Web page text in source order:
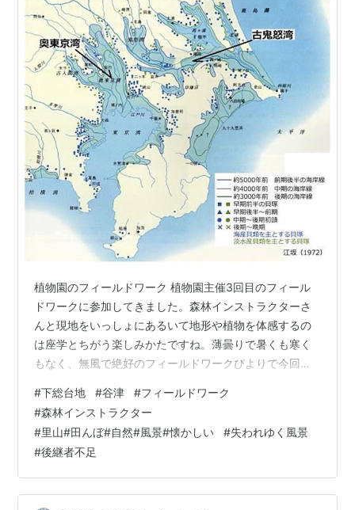
植物園のフィールドワーク 植物園主催3回目のフィール
ドワークに参加してきました。森林インストラクターさ
んと現地をいっしょにあるいて地形や植物を体感するの
は座学とちがう楽しみかたですね。薄曇りで暑くも寒く
もなく、無風で絶好のフィールドワークびよりで今回は
台地とは千葉県北部に広がる標高20〜40mの平坦な台地
で谷津とは台地を樹枝状に刻むような谷地形のことだそ
うです(ピンときませんよね笑)環境省が選定した重要な里
山500ヶ所のうち千葉県は19ヶ所もあり8ヶ所が谷津地形
だそうです。 京成線三咲駅からバスに乗りセコメディッ
ク病院前でおりるとその奥が田畑や…
#下総台地 #谷津 #フィールドワーク
#森林インストラクター
#里山#田んぼ#自然#風景#懐かしい #失われゆく風景
#後継者不足